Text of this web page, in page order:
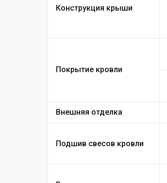
Конструкция крыши
Покрытие кровли
Внешняя отделка
Подшив свесов кровли